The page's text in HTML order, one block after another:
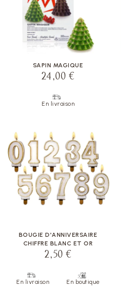
SAPIN MAGIQUE
24,00 €
En livraison
BOUGIE D'ANNIVERSAIRE
CHIFFRE BLANC ET OR
2,50 €
En livraison En boutique